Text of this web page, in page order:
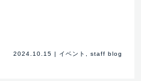
2024.10.15 | イベント , staff blog